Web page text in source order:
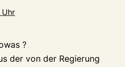
Uhr
?
der von der Regierung